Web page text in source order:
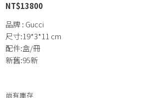
NT$13800
品牌 : Gucci
尺寸:19*3*11 cm
配件:盒/冊
新舊:95新
尚有庫存